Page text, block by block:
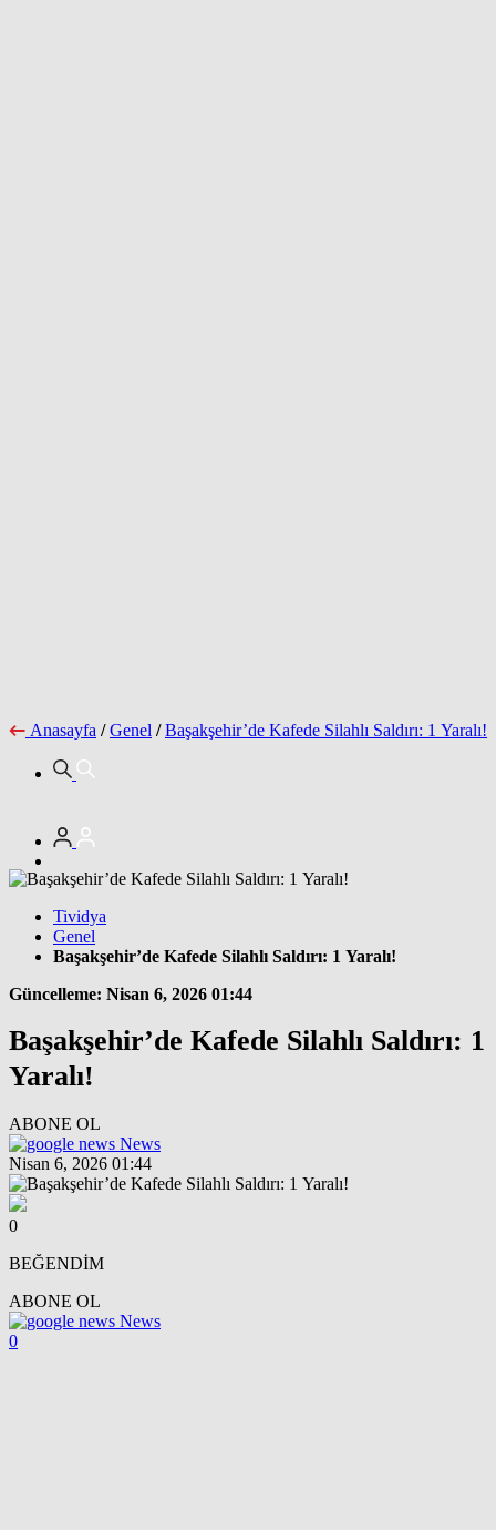
Anasayfa / Genel / Başakşehir’de Kafede Silahlı Saldırı: 1 Yaralı!
Tividya
Genel
Başakşehir’de Kafede Silahlı Saldırı: 1 Yaralı!
Güncelleme: Nisan 6, 2026 01:44
Başakşehir’de Kafede Silahlı Saldırı: 1
Yaralı!
ABONE OL
News
Nisan 6, 2026 01:44
0
BEĞENDİM
ABONE OL
News
0